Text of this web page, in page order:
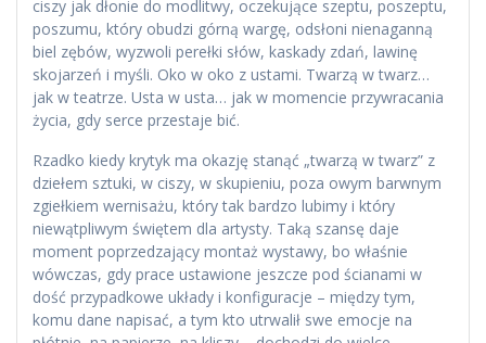
ciszy jak dłonie do modlitwy, oczekujące szeptu, poszeptu,
poszumu, który obudzi górną wargę, odsłoni nienaganną
biel zębów, wyzwoli perełki słów, kaskady zdań, lawinę
skojarzeń i myśli. Oko w oko z ustami. Twarzą w twarz…
jak w teatrze. Usta w usta… jak w momencie przywracania
życia, gdy serce przestaje bić.
Rzadko kiedy krytyk ma okazję stanąć „twarzą w twarz” z
dziełem sztuki, w ciszy, w skupieniu, poza owym barwnym
zgiełkiem wernisażu, który tak bardzo lubimy i który
niewątpliwym świętem dla artysty. Taką szansę daje
moment poprzedzający montaż wystawy, bo właśnie
wówczas, gdy prace ustawione jeszcze pod ścianami w
dość przypadkowe układy i konfiguracje – między tym,
komu dane napisać, a tym kto utrwalił swe emocje na